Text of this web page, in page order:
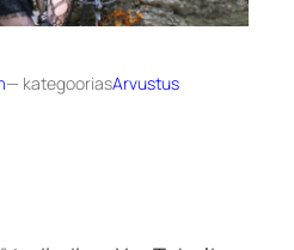
— kategooriasArvustus